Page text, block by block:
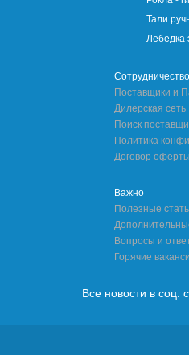
Тали
Лебедка
Сотрудничество
Поставщики и
Дилерская сеть
Поиск
Политика
Договор оферты
Важно
Полезные
Вопросы и
Горячие
Все новости в соц.